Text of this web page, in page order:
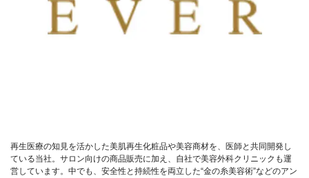
再生医療の知見を活かした美肌再生化粧品や美容商材を、医師と共同開発し
ている当社。サロン向けの商品販売に加え、自社で美容外科クリニックも運
営しています。中でも、安全性と持続性を両立した“金の糸美容術”などのアン